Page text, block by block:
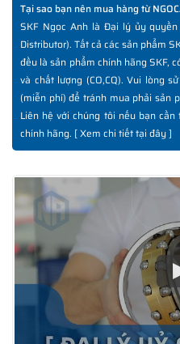
Tại sao bạn nên mua hàng từ
SKF Ngọc Anh là Đại lý ủy
Distributor). Tất cả các sản phẩm
đều là sản phẩm chính hãng SKF,
và chất lượng (CO,CQ). Vui lòng
(miễn phí) để tránh mua phải sản
Liên hệ với chúng tôi nếu bạn
chính hãng. [Xem chi tiết tại đây]